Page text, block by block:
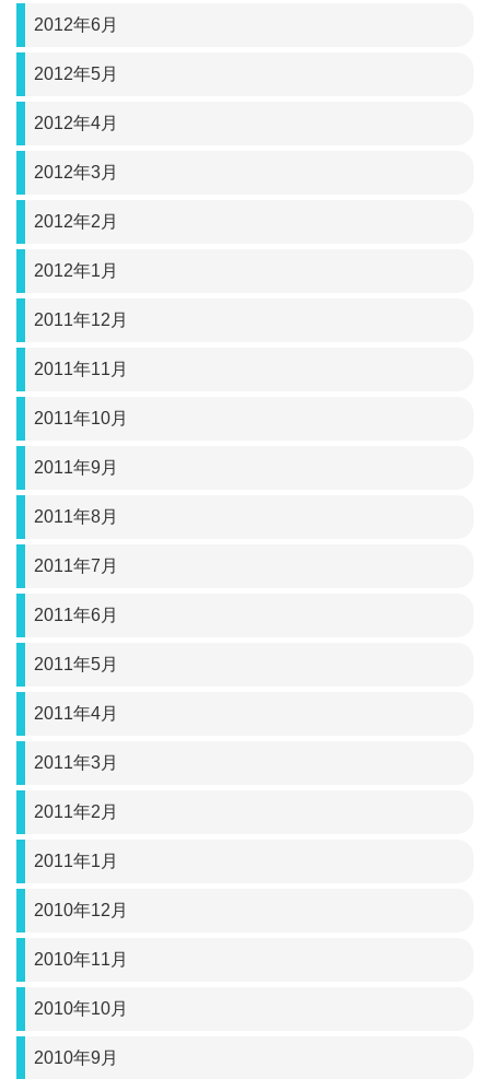
2012年6月
2012年5月
2012年4月
2012年3月
2012年2月
2012年1月
2011年12月
2011年11月
2011年10月
2011年9月
2011年8月
2011年7月
2011年6月
2011年5月
2011年4月
2011年3月
2011年2月
2011年1月
2010年12月
2010年11月
2010年10月
2010年9月